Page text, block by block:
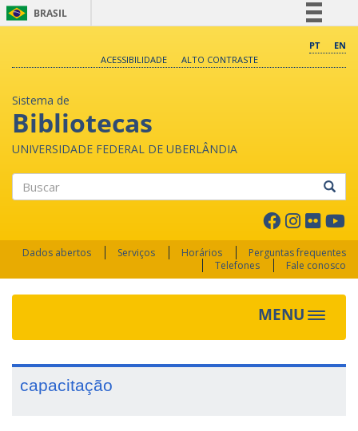
BRASIL
Comunica BR
PT
EN
ACESSIBILIDADE
ALTO CONTRASTE
Sistema de
Bibliotecas
UNIVERSIDADE FEDERAL DE UBERLÂNDIA
Dados abertos Serviços Horários
Perguntas frequentes
Telefones
Fale conosco
MENU Toggle
capacitação